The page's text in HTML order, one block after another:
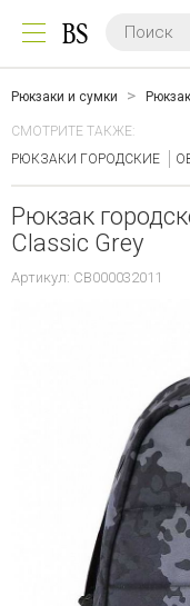
Рюкзаки и сумки
СМОТРИТЕ ТАКЖЕ:
РЮКЗАКИ ГОРОДСКИЕ
Рюкзак
Classic Grey
Артикул: CB000032011